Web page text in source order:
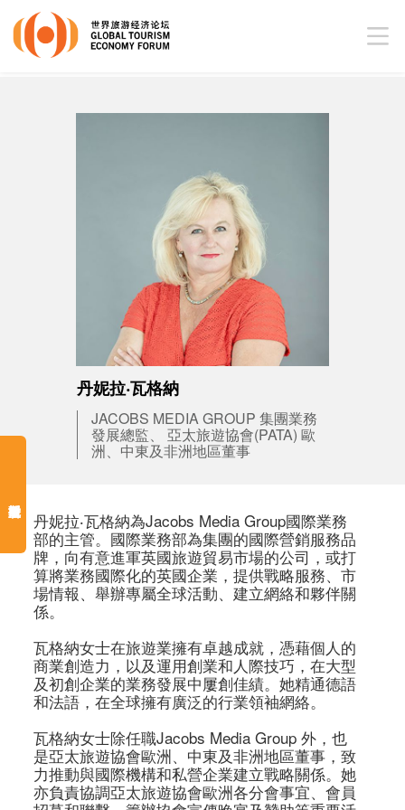
丹妮拉‧瓦格納
JACOBS MEDIA GROUP 集團業務
發展總監、 亞太旅遊協會(PATA) 歐
洲、中東及非洲地區董事
丹妮拉‧瓦格納為Jacobs Media Group國際業務
部的主管。國際業務部為集團的國際營銷服務品
牌，向有意進軍英國旅遊貿易市場的公司，或打
算將業務國際化的英國企業，提供戰略服務、市
場情報、舉辦專屬全球活動、建立網絡和夥伴關
係。
瓦格納女士在旅遊業擁有卓越成就，憑藉個人的
商業創造力，以及運用創業和人際技巧，在大型
及初創企業的業務發展中屢創佳績。她精通德語
和法語，在全球擁有廣泛的行業領袖網絡。
瓦格納女士除任職Jacobs Media Group 外，也
是亞太旅遊協會歐洲、中東及非洲地區董事，致
力推動與國際機構和私營企業建立戰略關係。她
亦負責協調亞太旅遊協會歐洲各分會事宜、會員